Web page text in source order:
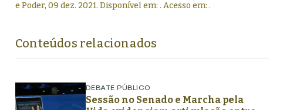
e Poder, 09 dez. 2021. Disponível em: . Acesso em: .
Conteúdos relacionados
DEBATE PÚBLICO
Sessão no Senado e Marcha pela